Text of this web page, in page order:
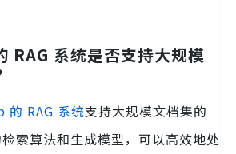
系统是否支持大规模
的 RAG 系统支持大规模文档集的
索算法和生成模型，可以高效地处